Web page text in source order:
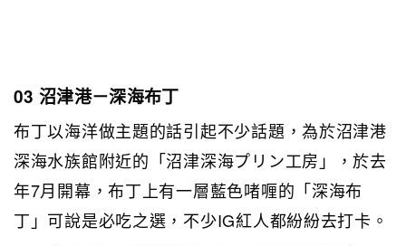
03 沼津港－深海布丁
布丁以海洋做主題的話引起不少話題，為於沼津港
深海水族館附近的「沼津深海プリン工房」，於去
年7月開幕，布丁上有一層藍色啫喱的「深海布
丁」可說是必吃之選，不少IG紅人都紛紛去打卡。